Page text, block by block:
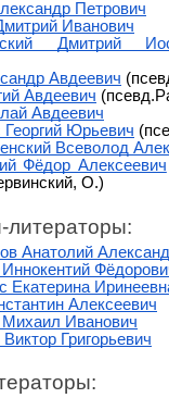
Петрович
Иванович
Дмитрий
Авдеевич
Авдеевич
Авдеевич
Георгий Юрьевич
Всеволод
Фёдор Алексеевич
О.)
литераторы:
Анатолий
Екатерина
Алексеевич
Михаил Иванович
Григорьевич